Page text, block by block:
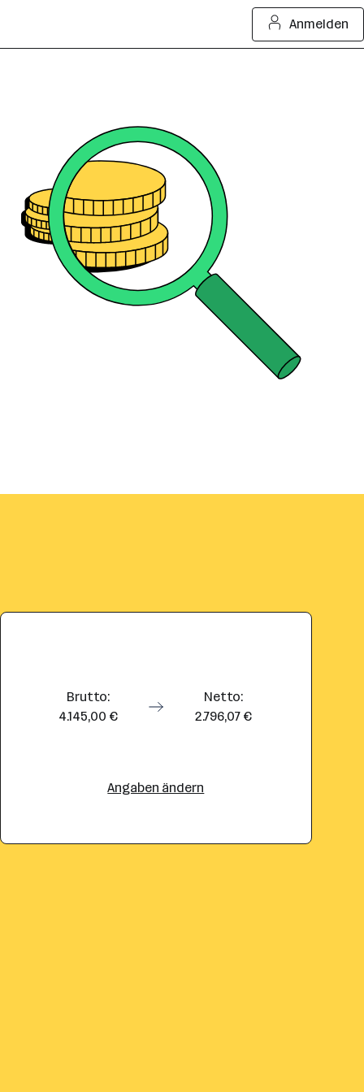
Anmelden
Brutto:
4.145,00 €
Netto:
2.796,07 €
Angaben ändern